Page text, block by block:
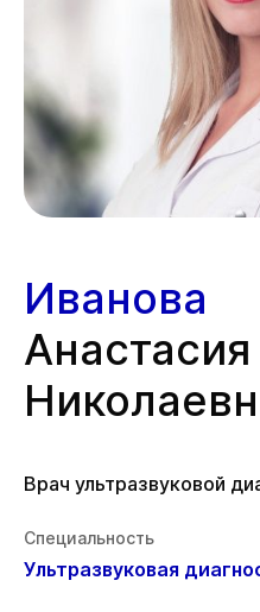
Иванова
Анастасия
Врач ультразвуковой
Специальность
Ультразвуковая